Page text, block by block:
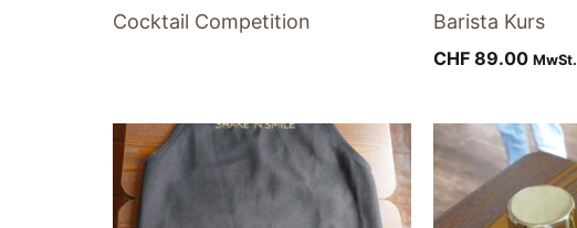
Cocktail Competition Barista Kurs
CHF 89.00 MwSt.